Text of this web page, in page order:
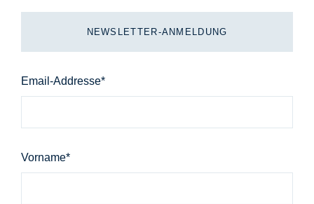
NEWSLETTER-ANMELDUNG
Email-Addresse*Email
Vorname*